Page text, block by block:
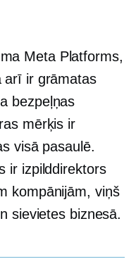
Meta Platforms,
arī ir grāmatas
bezpeļņas
mērķis ir
visā pasaulē.
ir izpilddirektors
kompānijām, viņš
sievietes biznesā.